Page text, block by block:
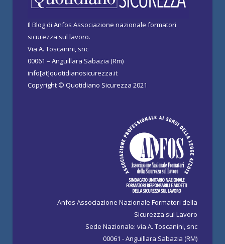
Il Blog di Anfos Associazione nazionale formatori
sicurezza sul lavoro.
Via A. Toscanini, snc
00061 – Anguillara Sabazia (Rm)
info[at]quotidianosicurezza.it
Copyright © Quotidiano Sicurezza 2021
Anfos Associazione Nazionale Formatori della
Sicurezza sul Lavoro
Sede Nazionale: via A. Toscanini, snc
00061 - Anguillara Sabazia (RM)